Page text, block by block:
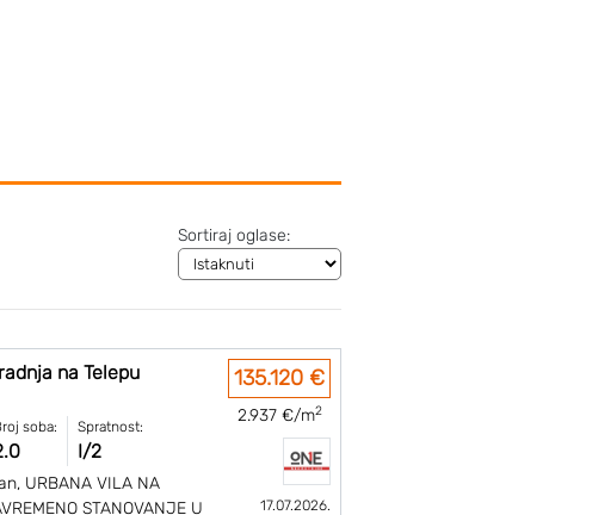
Sortiraj oglase:
na Telepu
soba: Spratnost:
I/2
URBANA VILA NA
STANOVANJE U
135.120 €
2.937 €/m2
17.07.2026.